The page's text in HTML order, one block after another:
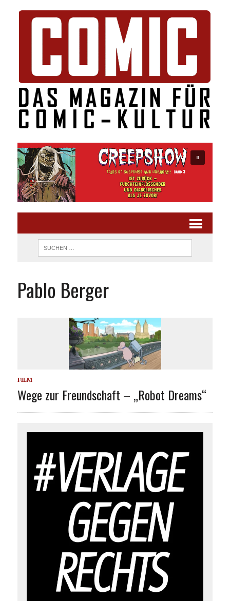
Pablo Berger
FILM
Wege zur Freundschaft – „Robot Dreams“